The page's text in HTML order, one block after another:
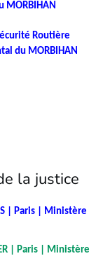
MORBIHAN
Routière
du MORBIHAN
la justice
| Paris | Ministère
| Paris | Ministère